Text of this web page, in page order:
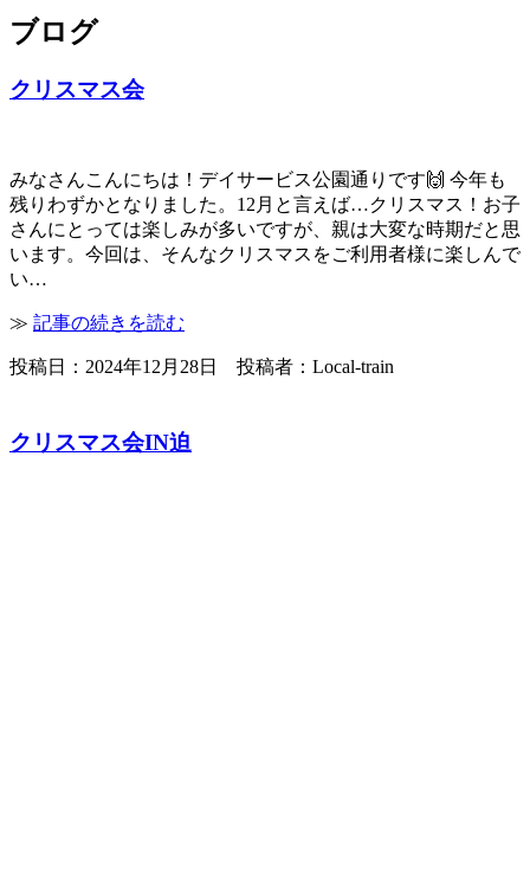
ブログ
クリスマス会
みなさんこんにちは！デイサービス公園通りです🙌 今年も
残りわずかとなりました。12月と言えば…クリスマス！お子
さんにとっては楽しみが多いですが、親は大変な時期だと思
います。今回は、そんなクリスマスをご利用者様に楽しんで
い…
≫ 記事の続きを読む
投稿日：2024年12月28日 投稿者：Local-train
クリスマス会IN迫